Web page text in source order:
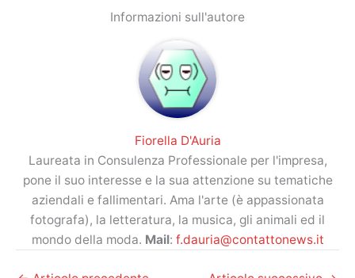
Informazioni sull'autore
Fiorella D'Auria
Laureata in Consulenza Professionale per l'impresa,
pone il suo interesse e la sua attenzione su tematiche
aziendali e fallimentari. Ama l'arte (è appassionata
fotografa), la letteratura, la musica, gli animali ed il
mondo della moda. Mail: f.dauria@contattonews.it